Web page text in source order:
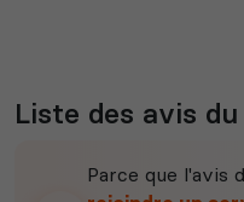
Liste des avis
Parce que l'avis